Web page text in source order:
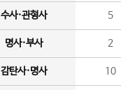
수사·관형사 5
명사·부사 2
감탄사·명사 10